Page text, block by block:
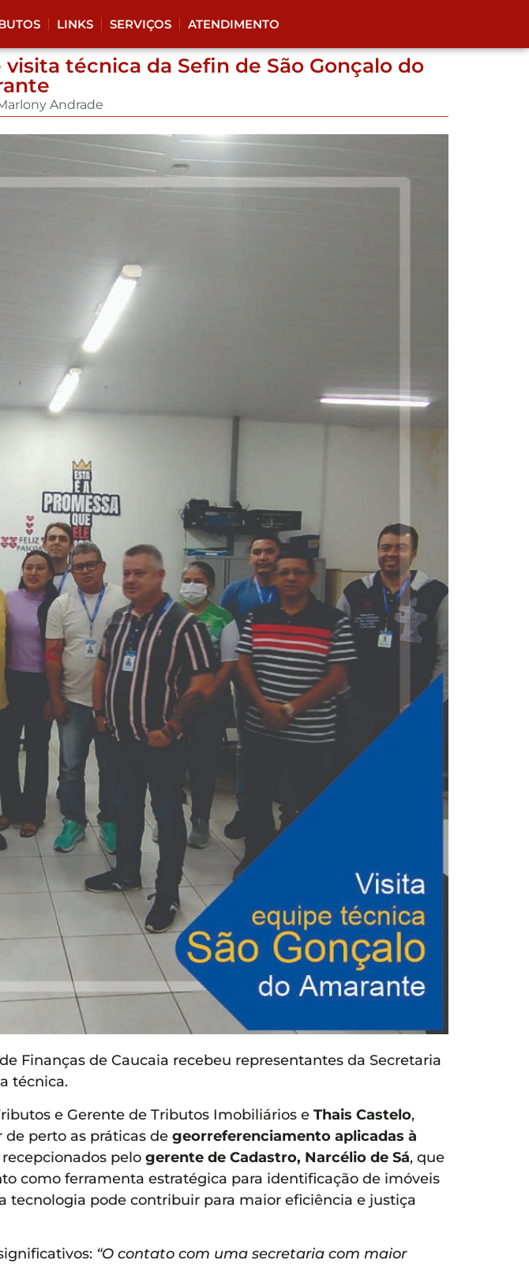
LINKS SERVIÇOS ATENDIMENTO
técnica da Sefin de São Gonçalo do
Andrade
Finanças de Caucaia recebeu representantes da Secretaria
técnica.
e Gerente de Tributos Imobiliários e Thais Castelo,
perto as práticas de georreferenciamento aplicadas à
pelo gerente de Cadastro, Narcélio de Sá, que
como ferramenta estratégica para identificação de imóveis
pode contribuir para maior eficiência e justiça
“O contato com uma secretaria com maior